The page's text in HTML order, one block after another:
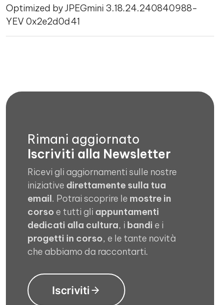
Optimized by JPEGmini 3.18.24.240840988-
YEV 0x2e2d0d41
Rimani aggiornato
Iscriviti alla Newsletter
Ricevi gli aggiornamenti sulle nostre
iniziative direttamente sulla tua
email. Potrai scoprire le mostre in
corso e tutti gli appuntamenti
dedicati alla cultura, i bandi e i
progetti in corso, e le tante novità
che abbiamo da raccontarti.
Iscriviti